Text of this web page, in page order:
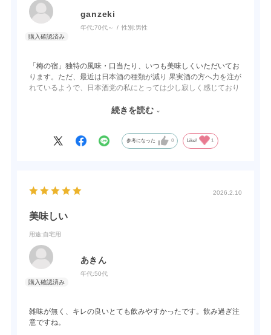
ganzeki
年代:70代～ 性別:男性
「梅の宿」独特の風味・口当たり、いつも美味しくいただいてお
ります。ただ、最近は日本酒の種類が減り 果実酒の方へ力を注が
れているようで、日本酒党の私にとっては少し寂しく感じており
っている方も多いかと思います。今後も美味しい日本酒造りを期
続きを読む
参考になった 0 Like! 1
2026.2.10
美味しい
用途:自宅用
あきん
年代:50代
雑味が無く、キレの良いとても飲みやすかったです。飲み過ぎ注
意ですね。